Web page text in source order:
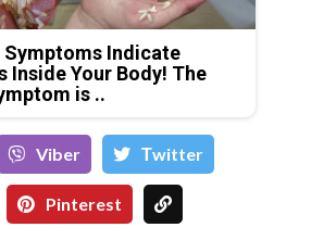
Symptoms Indicate
Inside Your Body! The
is ..
Viber Тwitter
Pinterest